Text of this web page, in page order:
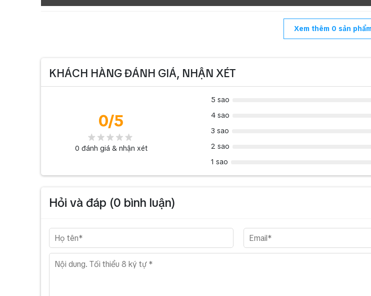
Xem thêm 0 sản
KHÁCH HÀNG ĐÁNH GIÁ, NHẬN XÉT
0/5
0 đánh giá & nhận xét
5 sao
4 sao
3 sao
2 sao
1 sao
Hỏi và đáp (0 bình luận)